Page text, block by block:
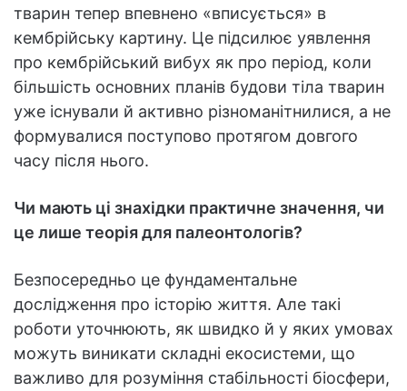
тварин тепер впевнено «вписується» в
кембрійську картину. Це підсилює уявлення
про кембрійський вибух як про період, коли
більшість основних планів будови тіла тварин
уже існували й активно різноманітнилися, а не
формувалися поступово протягом довгого
часу після нього.
Чи мають ці знахідки практичне значення, чи
це лише теорія для палеонтологів?
Безпосередньо це фундаментальне
дослідження про історію життя. Але такі
роботи уточнюють, як швидко й у яких умовах
можуть виникати складні екосистеми, що
важливо для розуміння стабільності біосфери,